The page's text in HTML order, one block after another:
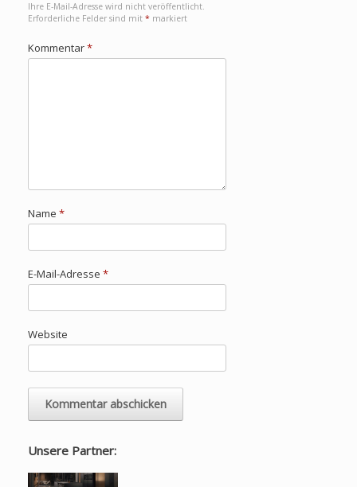
Ihre E-Mail-Adresse wird nicht veröffentlicht.
Erforderliche Felder sind mit * markiert
Kommentar*
Name *
E-Mail-Adresse *
Website
Unsere Partner: